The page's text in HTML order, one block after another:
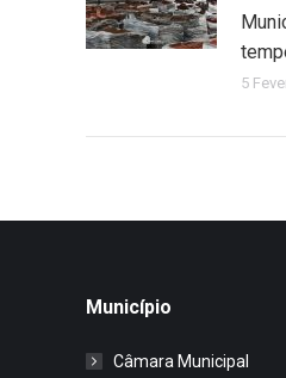
5
Município
Câmara Municipal